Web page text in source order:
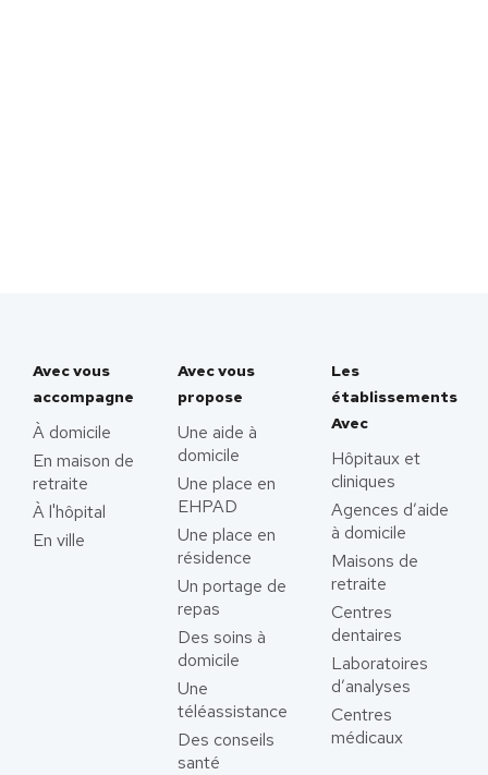
Avec vous
accompagne
À domicile
En maison de
retraite
À l'hôpital
En ville
Avec vous
propose
Une aide à
domicile
Une place en
EHPAD
Une place en
résidence
Un portage de
repas
Des soins à
domicile
Une
téléassistance
Des conseils
santé
Les
établissements
Avec
Hôpitaux et
cliniques
Agences d’aide
à domicile
Maisons de
retraite
Centres
dentaires
Laboratoires
d’analyses
Centres
médicaux